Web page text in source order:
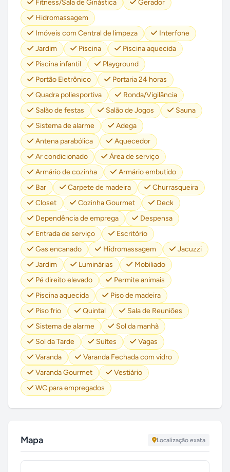
Fitness/Sala de Ginástica
Gerador
Hidromassagem
Imóveis com Central de limpeza
Interfone
Jardim
Piscina
Piscina aquecida
Piscina infantil
Playground
Portão Eletrônico
Portaria 24 horas
Quadra poliesportiva
Ronda/Vigilância
Salão de festas
Salão de Jogos
Sauna
Sistema de alarme
Adega
Antena parabólica
Aquecedor
Ar condicionado
Área de serviço
Armário de cozinha
Armário embutido
Bar
Carpete de madeira
Churrasqueira
Closet
Cozinha Gourmet
Deck
Dependência de emprega
Despensa
Entrada de serviço
Escritório
Gas encanado
Hidromassagem
Jacuzzi
Jardim
Luminárias
Mobiliado
Pé direito elevado
Permite animais
Piscina aquecida
Piso de madeira
Piso frio
Quintal
Sala de Reuniões
Sistema de alarme
Sol da manhã
Sol da Tarde
Suítes
Vagas
Varanda
Varanda Fechada com vidro
Varanda Gourmet
Vestiário
WC para empregados
Mapa Localização exata